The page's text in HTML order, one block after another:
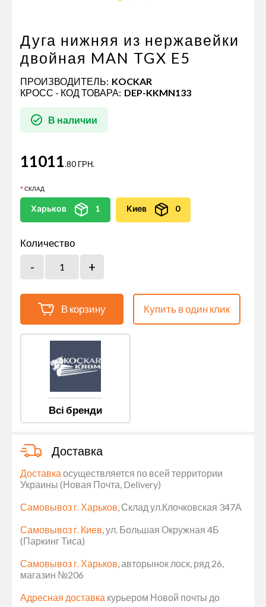
Дуга нижняя из нержавейки
двойная MAN TGX E5
ПРОИЗВОДИТЕЛЬ: KOCKAR
КРОСС - КОД ТОВАРА: DEP-KKMN133
В наличии
11011.80 ГРН.
СКЛАД
Харьков 1 Киев 0
Количество
В корзину Купить в один клик
Всі бренди
Доставка
Доставка осуществляется по всей территории
Украины (Новая Почта, Delivery)
Самовывоз г. Харьков, Склад ул.Клочковская 347А
Самовывоз г. Киев, ул. Большая Окружная 4Б
(Паркинг Тиса)
Самовывоз г. Харьков, авторынок лоск, ряд 26,
магазин №206
Адресная доставка курьером Новой почты до